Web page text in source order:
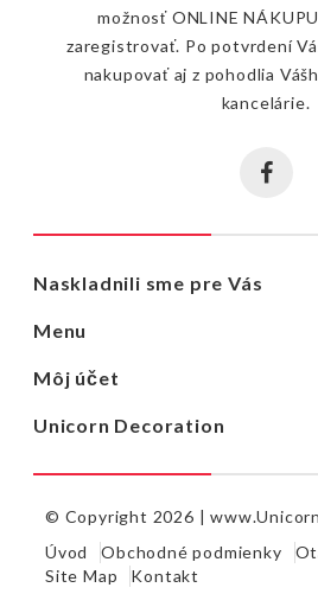
možnosť ONLINE
zaregistrovať. Po potvrdení
nakupovať aj z pohodlia
kancelárie.
Naskladnili sme pre Vás
Menu
Môj účet
Unicorn Decoration
© Copyright 2026 |
Úvod
Obchodné podmienky
Site Map
Kontakt